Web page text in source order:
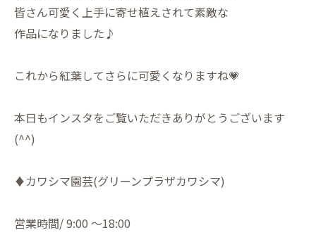
皆さん可愛く上手に寄せ植えされて素敵な
作品になりました♪
これから紅葉してさらに可愛くなりますね💗
本日もインスタをご覧いただきありがとうございます
(^^)
♦︎カワシマ園芸(グリーンプラザカワシマ)
営業時間/ 9:00 〜18:00